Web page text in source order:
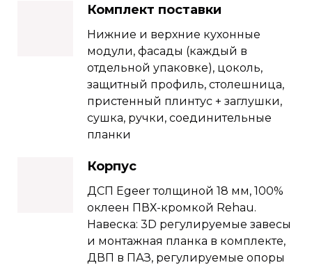
Комплект поставки
Нижние и верхние кухонные
модули, фасады (каждый в
отдельной упаковке), цоколь,
защитный профиль, столешница,
пристенный плинтус + заглушки,
сушка, ручки, соединительные
планки
Корпус
ДСП Еgeer толщиной 18 мм, 100%
оклеен ПВХ-кромкой Rehau.
Навеска: 3D регулируемые завесы
и монтажная планка в комплекте,
ДВП в ПАЗ, регулируемые опоры